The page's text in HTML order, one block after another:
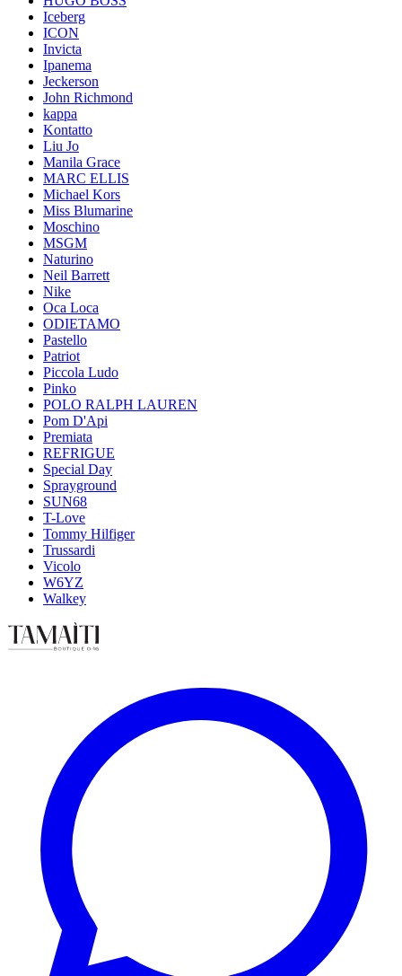
Iceberg
ICON
Invicta
Ipanema
Jeckerson
John Richmond
kappa
Kontatto
Liu Jo
Manila Grace
MARC ELLIS
Michael Kors
Miss Blumarine
Moschino
MSGM
Naturino
Neil Barrett
Nike
Oca Loca
ODIETAMO
Pastello
Patriot
Piccola Ludo
Pinko
POLO RALPH LAUREN
Pom D'Api
Premiata
REFRIGUE
Special Day
Sprayground
SUN68
T-Love
Tommy Hilfiger
Trussardi
Vicolo
W6YZ
Walkey